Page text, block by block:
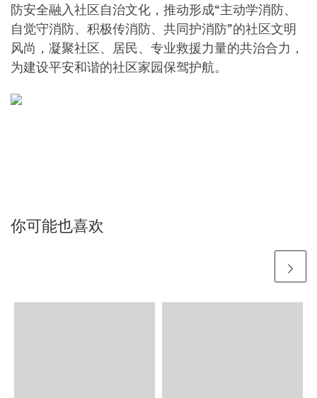
防安全融入社区自治文化，推动形成“主动学消防、
自觉守消防、积极传消防、共同护消防”的社区文明
风尚，凝聚社区、居民、专业救援力量的共治合力，
为建设平安和谐的社区家园保驾护航。
你可能也喜欢